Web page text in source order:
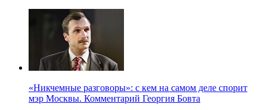
«Никчемные разговоры»: с кем на самом деле спорит
мэр Москвы. Комментарий Георгия Бовта